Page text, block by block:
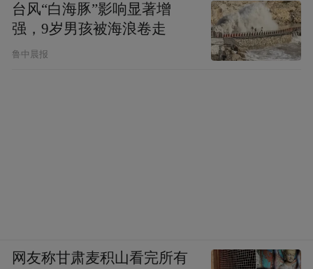
话说，能与湖人达成长约的球员也就仅此东
子，这两年球队一直在有意清理未来空间，
台风“白海豚”影响显著增
强，9岁男孩被海浪卷走
鲁中晨报
网友称甘肃麦积山看完所有